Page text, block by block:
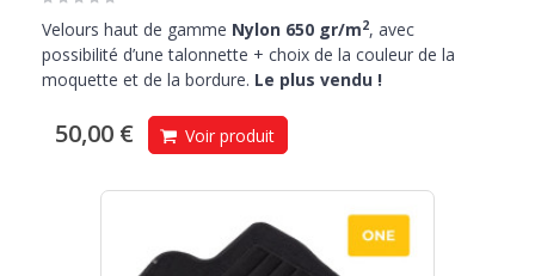
Velours haut de gamme Nylon 650 gr/m2, avec
possibilité d’une talonnette + choix de la couleur de la
moquette et de la bordure. Le plus vendu !
50,00 € Voir produit